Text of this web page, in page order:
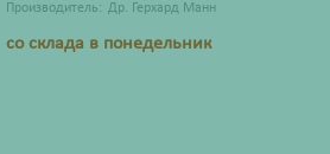
Производитель: Др. Герхард Манн
со склада в понедельник